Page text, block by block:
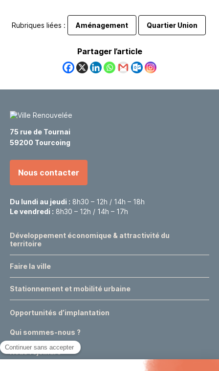
Rubriques liées : Aménagement Quartier Union
Partager l’article
75 rue de Tournai
59200 Tourcoing
Nous contacter
Du lundi au jeudi : 8h30 – 12h / 14h – 18h
Le vendredi : 8h30 – 12h / 14h – 17h
Développement économique & attractivité du
territoire
Faire la ville
Stationnement et mobilité urbaine
Opportunités d’implantation
Qui sommes-nous ?
Nous rejoindre